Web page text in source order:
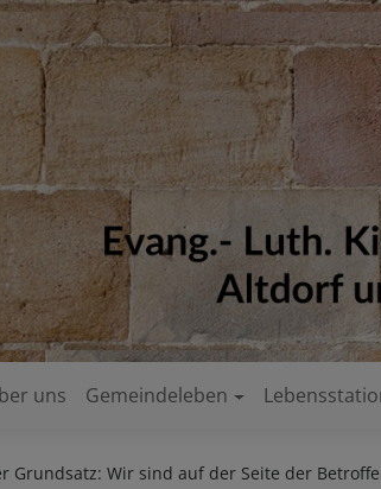
uns Gemeindeleben
Grundsatz: Wir sind auf der Seite der